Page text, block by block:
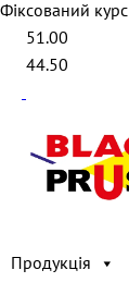
Фіксований курс
51.00
44.50
Продукція